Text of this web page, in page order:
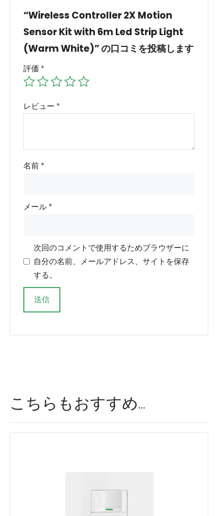
“Wireless Controller 2X Motion
Sensor Kit with 6m Led Strip Light
(Warm White)” の口コミを投稿します
評価 *
レビュー *
名前*
メール*
次回のコメントで使用するためブラウザーに
自分の名前、メールアドレス、サイトを保存
する。
る
も
の
こちらもおすすめ…